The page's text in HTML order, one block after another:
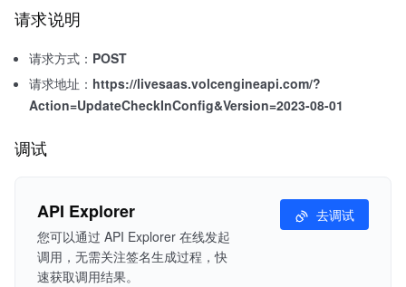
请求说明
请求方式： POST
请求地址： https://livesaas.volcengineapi.com/?
Action=UpdateCheckInConfig&Version=2023-08-01
调试
API Explorer
您可以通过 API Explorer 在线发起
调用，无需关注签名生成过程，快
速获取调用结果。
去调试